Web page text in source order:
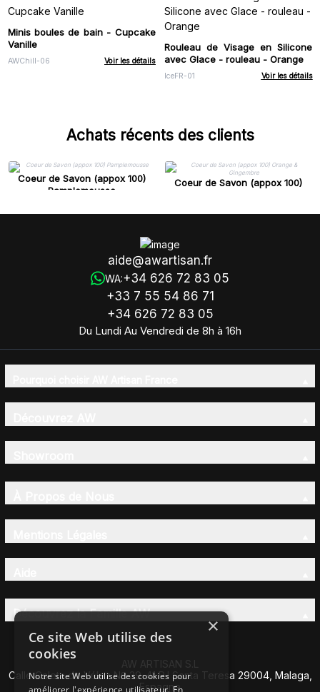
Minis boules de bain - Cupcake
Vanille
AWChill-06 Voir les détails
Rouleau de Visage en Silicone
avec Glace - rouleau - Orange
IceFR-01 Voir les détails
Achats récents des clients
Coeur de Savon (appox 100)
Pamplemousse
Coeur de Savon (appox 100)
aide@awartisan.fr
WA:+34 626 72 83 05
+33 7 55 54 86 71
+34 626 72 83 05
Du Lundi Au Vendredi de 8h à 16h
Découvrez la Famille AW
AW ARTISAN S.L
Calle Caleta de Vélez Nº 39-41 P.I Santa Teresa 29004, Malaga,
Espagne
×
Ce site Web utilise des
cookies
Notre site Web utilise des cookies pour
améliorer l'expérience utilisateur. En